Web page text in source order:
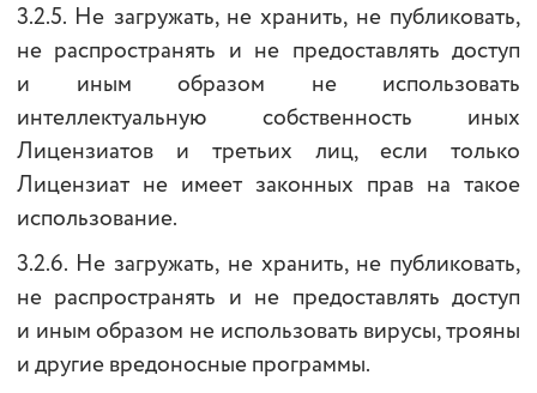
3.2.5. Не загружать, не хранить, не публиковать,
не распространять и не предоставлять доступ
и иным образом не использовать
интеллектуальную собственность иных
Лицензиатов и третьих лиц, если только
Лицензиат не имеет законных прав на такое
использование.
3.2.6. Не загружать, не хранить, не публиковать,
не распространять и не предоставлять доступ
и иным образом не использовать вирусы, трояны
и другие вредоносные программы.